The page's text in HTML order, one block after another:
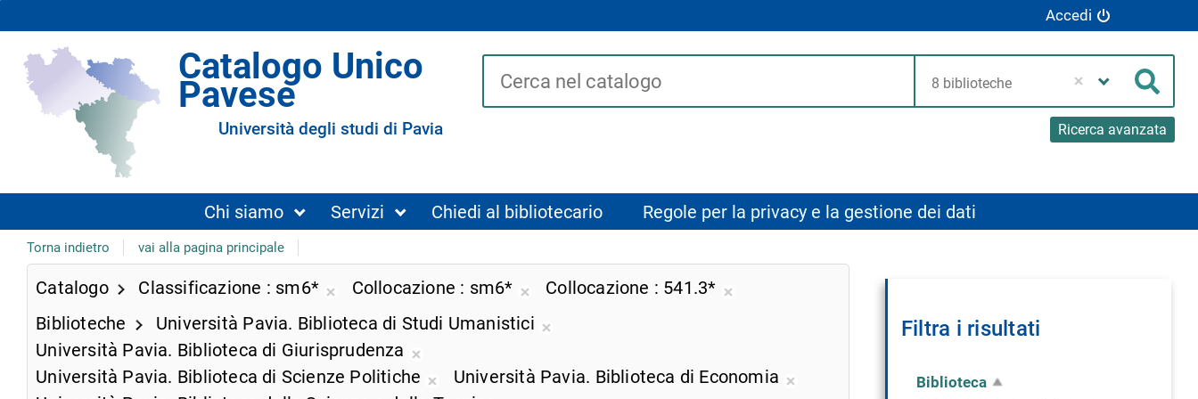
Accedi
Catalogo Unico
Pavese
Università degli studi di Pavia
Cerca su "Catalogo"
Cerca
Ricerca avanzata
Chi siamo Servizi Chiedi al bibliotecario Regole per la privacy e la gestione dei dati
Torna indietro vai alla pagina principale
Catalogo Classificazione
sm6*
dalla
ricerca
corrente
Collocazione
sm6*
dalla
corrente
Collocazione
541.3*
corrente
Biblioteche
Università Pavia. Biblioteca di Studi Umanistici
ricerca
Università Pavia. Biblioteca di Giurisprudenza
Rimuovi
dalla
Università Pavia. Biblioteca di Scienze Politiche
Università Pavia. Biblioteca di Economia
Filtra i risultati
Biblioteca